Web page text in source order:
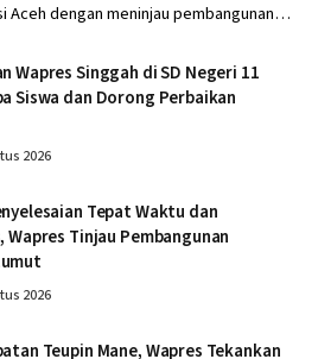
Aceh dengan meninjau pembangunan…
Wapres Singgah di SD Negeri 11
Siswa dan Dorong Perbaikan
2026
Tepat Waktu dan
Tinjau Pembangunan
2026
Teupin Mane, Wapres Tekankan